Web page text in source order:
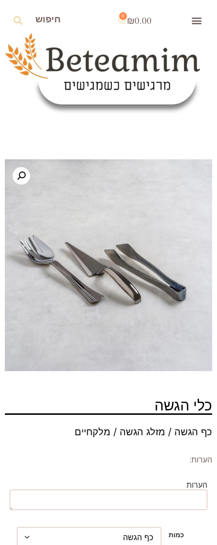
₪0.00
0
כלי הגשה
כף הגשה / מזלג הגשה / מלקחיים
הערות:
הערות
כמות